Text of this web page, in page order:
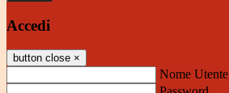
Accedi
button close ×
Nome Utente